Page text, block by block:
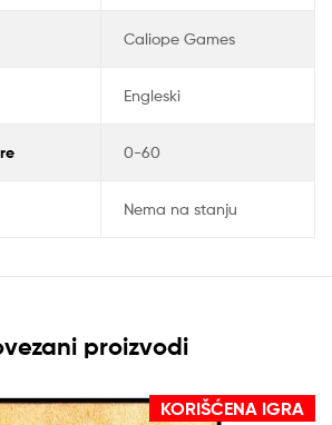
Caliope Games
Engleski
0-60
Nema na stanju
proizvodi
KORIŠĆENA IGRA